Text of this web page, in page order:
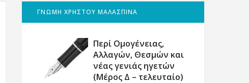
ΓΝΩΜΗ ΧΡΗΣΤΟΥ ΜΑΛΑΣΠΙΝΑ
Περί Ομογένειας,
Αλλαγών, Θεσμών και
νέας γενιάς ηγετών
(Μέρος Δ – τελευταίο)